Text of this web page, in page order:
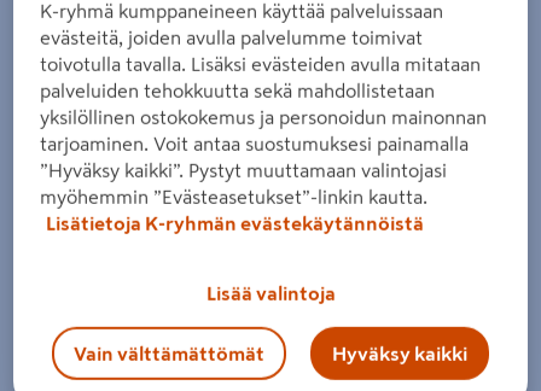
Tasoallas IDO Elegant L121 S47cm
kaksi hanareikää ylivuotoaukko
Tuotenumero:501932879 EAN-koodi :6416129387535
Slim rim -tasoallas runsaalla laskutasolla ja korotetulla
takareunalla. IDO Smart -lasite, joka helpottaa
puhdistusta. Yhteensopiva IDO Elegant -alakaapin kanssa.
kaksi hanareikää
K-ryhmä kumppaneineen käyttää palveluissaan
evästeitä, joiden avulla palvelumme toimivat
toivotulla tavalla. Lisäksi evästeiden avulla mitataan
palveluiden tehokkuutta sekä mahdollistetaan
yksilöllinen ostokokemus ja personoidun mainonnan
tarjoaminen. Voit antaa suostumuksesi painamalla
”Hyväksy kaikki”. Pystyt muuttamaan valintojasi
myöhemmin ”Evästeasetukset”-linkin kautta.
Lisätietoja K-ryhmän evästekäytännöistä
Lisää valintoja
Vain välttämättömät Hyväksy kaikki